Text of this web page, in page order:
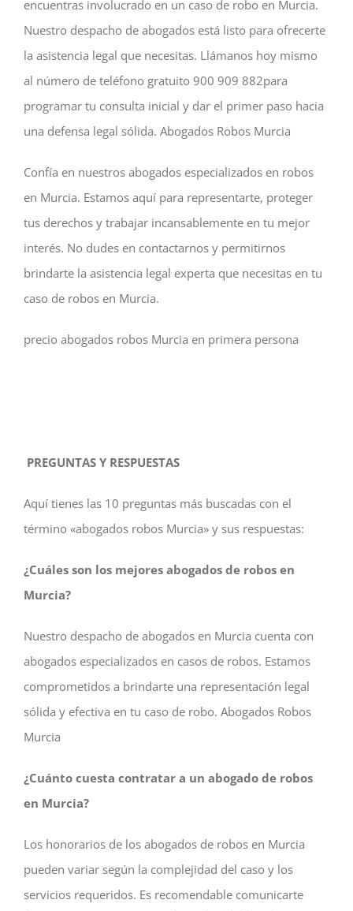
encuentras involucrado en un caso de robo en Murcia.
Nuestro despacho de abogados está listo para ofrecerte
la asistencia legal que necesitas. Llámanos hoy mismo
al número de teléfono gratuito 900 909 882para
programar tu consulta inicial y dar el primer paso hacia
una defensa legal sólida. Abogados Robos Murcia
Confía en nuestros abogados especializados en robos
en Murcia. Estamos aquí para representarte, proteger
tus derechos y trabajar incansablemente en tu mejor
interés. No dudes en contactarnos y permitirnos
brindarte la asistencia legal experta que necesitas en tu
caso de robos en Murcia.
precio abogados robos Murcia en primera persona
PREGUNTAS Y RESPUESTAS
Aquí tienes las 10 preguntas más buscadas con el
término «abogados robos Murcia» y sus respuestas:
¿Cuáles son los mejores abogados de robos en
Murcia?
Nuestro despacho de abogados en Murcia cuenta con
abogados especializados en casos de robos. Estamos
comprometidos a brindarte una representación legal
sólida y efectiva en tu caso de robo. Abogados Robos
Murcia
¿Cuánto cuesta contratar a un abogado de robos
en Murcia?
Los honorarios de los abogados de robos en Murcia
pueden variar según la complejidad del caso y los
servicios requeridos. Es recomendable comunicarte